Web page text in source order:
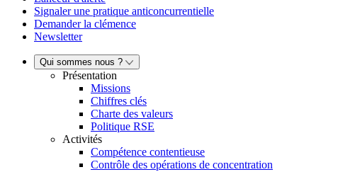
Signaler une pratique anticoncurrentielle
Demander la clémence
Newsletter
Qui sommes nous ?
Présentation
Missions
Chiffres clés
Charte des valeurs
Politique RSE
Activités
Compétence contentieuse
Contrôle des opérations de concentration